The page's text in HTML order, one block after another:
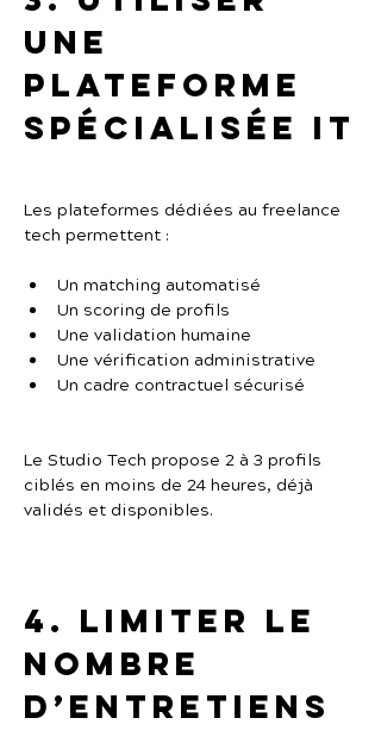
une
plateforme
spécialisée IT
Les plateformes dédiées au freelance
tech permettent :
Un matching automatisé
Un scoring de profils
Une validation humaine
Une vérification administrative
Un cadre contractuel sécurisé
Le Studio Tech propose 2 à 3 profils
ciblés en moins de 24 heures, déjà
validés et disponibles.
4. Limiter le
nombre
d’entretiens